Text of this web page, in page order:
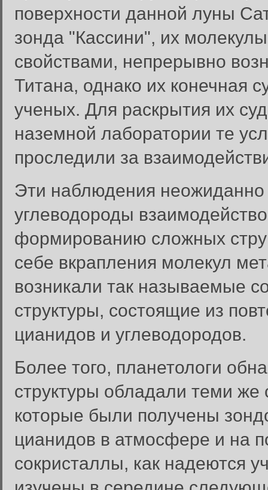
поверхности данной луны
зонда "Кассини", их
свойствами, непрерывно
Титана, однако их конечная
ученых. Для раскрытия их
наземной лаборатории те
проследили за
Эти наблюдения неожиданно
углеводороды
формированию сложных
себе вкрапления молекул
возникали так называемые
структуры, состоящие из
цианидов и углеводородов.
Более того, планетологи
структуры обладали теми же
которые были получены
цианидов в атмосфере и на
сокристаллы, как надеются